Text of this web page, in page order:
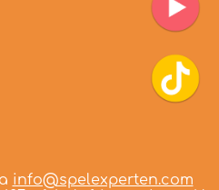
info@spelexperten.com